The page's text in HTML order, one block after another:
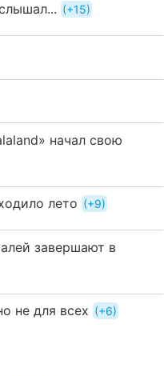
+15
начал свою
лето +9
завершают в
не для всех +6